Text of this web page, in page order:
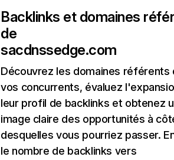
Backlinks et domaines
de
sacdnssedge.com
Découvrez les domaines référents
vos concurrents, évaluez
leur profil de backlinks et obtenez
image claire des opportunités à
desquelles vous pourriez passer.
le nombre de backlinks vers